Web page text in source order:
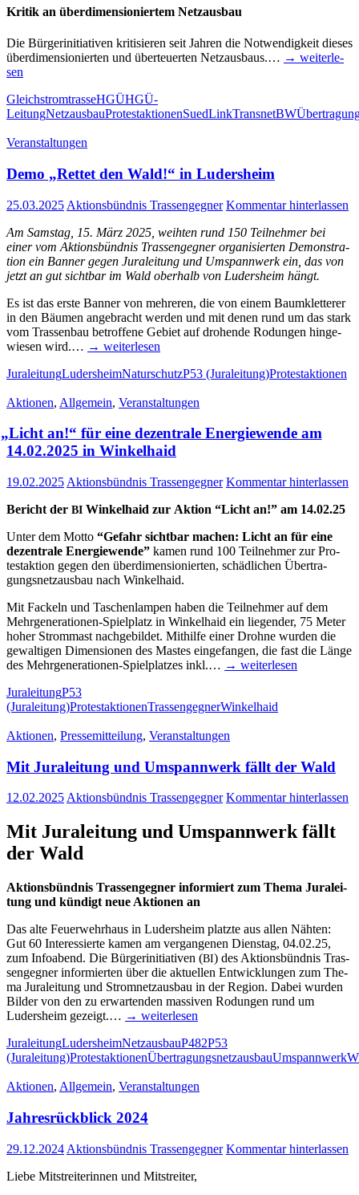
Kri­tik an über­di­men­sio­nier­tem Netz­aus­bau
Die Bür­ger­initia­ti­ven kri­ti­sie­ren seit Jah­ren die Not­wen­dig­keit die­ses
über­di­men­sio­nier­ten und über­teu­er­ten Netz­aus­baus.… → wei­ter­le­
sen
GleichstromtrasseHGÜHGÜ-
LeitungNetzausbauProtestaktionenSuedLinkTransnetBW
Veranstaltungen
Demo „Ret­tet den Wald!“ in Ludersheim
25.03.2025 Aktionsbündnis Trassengegner Kommentar hinterlassen
Am Sams­tag, 15. März 2025, weih­ten rund 150 Teil­neh­mer bei
einer vom Akti­ons­bünd­nis Tras­sen­geg­ner orga­ni­sier­ten Demons­tra­
ti­on ein Ban­ner gegen Jura­lei­tung und Umspann­werk ein, das von
jetzt an gut sicht­bar im Wald ober­halb von Luders­heim hängt.
Es ist das ers­te Ban­ner von meh­re­ren, die von einem Baum­klet­te­rer
in den Bäu­men ange­bracht wer­den und mit denen rund um das stark
vom Tras­sen­bau betrof­fe­ne Gebiet auf dro­hen­de Rodun­gen hin­ge­
wie­sen wird.… → wei­ter­le­sen
JuraleitungLudersheimNaturschutzP53 (Juraleitung)Protestaktionen
Aktionen, Allgemein, Veranstaltungen
„Licht an!“ für eine dezen­tra­le Ener­gie­wen­de am
14.02.2025 in Winkelhaid
19.02.2025 Aktionsbündnis Trassengegner Kommentar hinterlassen
Bericht der BI Win­kel­haid zur Akti­on “Licht an!” am 14.02.25
Unter dem Mot­to “Gefahr sicht­bar machen: Licht an für eine
dezen­tra­le Ener­gie­wen­de” kamen rund 100 Teil­neh­mer zur Pro­
test­ak­ti­on gegen den über­di­men­sio­nier­ten, schäd­li­chen Über­tra­
gungs­netz­aus­bau nach Winkelhaid.
Mit Fackeln und Taschen­lam­pen haben die Teil­neh­mer auf dem
Mehr­­ge­­ne­ra­­tio­­nen-Spiel­­platz in Win­kel­haid ein lie­gen­der, 75 Meter
hoher Strom­mast nach­ge­bil­det. Mit­hil­fe einer Droh­ne wur­den die
gewal­ti­gen Dimen­sio­nen des Mas­tes ein­ge­fan­gen, die fast die Län­ge
des Mehr­­ge­­ne­ra­­tio­­nen-Spiel­­pla­t­­zes inkl.… → wei­ter­le­sen
JuraleitungP53
(Juraleitung)ProtestaktionenTrassengegnerWinkelhaid
Aktionen, Pressemitteilung, Veranstaltungen
Mit Jura­lei­tung und Umspann­werk fällt der Wald
12.02.2025Aktionsbündnis Trassengegner Kommentar hinterlassen
Mit Jura­lei­tung und Umspann­werk fällt
der Wald
Akti­ons­bünd­nis Tras­sen­geg­ner infor­miert zum The­ma Jura­lei­
tung und kün­digt neue Aktio­nen an
Das alte Feu­er­wehr­haus in Luders­heim platz­te aus allen Näh­ten:
Gut 60 Inter­es­sier­te kamen am ver­gan­ge­nen Diens­tag, 04.02.25,
zum Info­abend. Die Bür­ger­initia­ti­ven (BI) des Akti­ons­bünd­nis Tras­
sen­geg­ner infor­mier­ten über die aktu­el­len Ent­wick­lun­gen zum The­
ma Jura­lei­tung und Strom­netz­aus­bau in der Regi­on. Dabei wur­den
Bil­der von den zu erwar­ten­den mas­si­ven Rodun­gen rund um
Luders­heim gezeigt.… → wei­ter­le­sen
JuraleitungLudersheimNetzausbauP482P53
(Juraleitung)ProtestaktionenÜbertragungsnetzausbauUmspannwerk
Aktionen, Allgemein, Veranstaltungen
Jah­res­rück­blick 2024
29.12.2024 Aktionsbündnis Trassengegner Kommentar hinterlassen
Lie­be Mit­strei­te­rin­nen und Mitstreiter,